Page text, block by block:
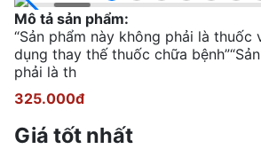
Mô tả sản phẩm:
“Sản phẩm này không phải là thuốc
dụng thay thế thuốc chữa
phải là th
325.000đ
Giá tốt nhất